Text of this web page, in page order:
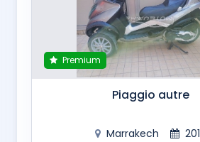
Premium
Piaggio autre
Marrakech